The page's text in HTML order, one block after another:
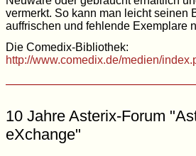
vermerkt. So kann man leicht seinen
auffrischen und fehlende Exemplare
Die Comedix-Bibliothek:
http://www.comedix.de/medien/
10 Jahre Asterix-Forum
eXchange"